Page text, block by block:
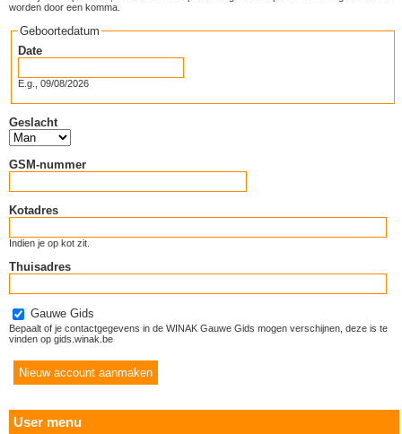
worden door een komma.
Geboortedatum
Date
E.g., 09/08/2026
Geslacht
GSM-nummer
Kotadres
Indien je op kot zit.
Thuisadres
Gauwe Gids
Bepaalt of je contactgegevens in de WINAK Gauwe Gids mogen verschijnen, deze is te
vinden op gids.winak.be
User menu